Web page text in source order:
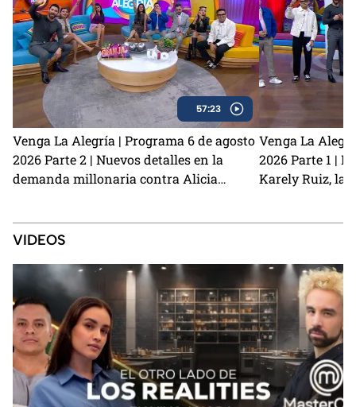
57:23
Venga La Alegría | Programa 6 de agosto
2026 Parte 2 | Nuevos detalles en la
demanda millonaria contra Alicia
2
Venga La
2026 Parte 1 |
Karely Ruiz, la
VIDEOS